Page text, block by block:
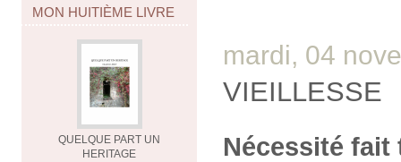
MON HUITIÈME LIVRE
QUELQUE PART UN
HERITAGE
mardi, 04
VIEILLESSE
Nécessité